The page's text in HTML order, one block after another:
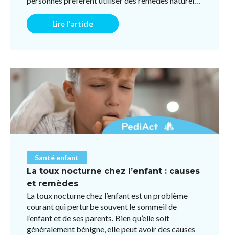
Lire l'article
Santé enfant
La toux nocturne chez l’enfant : causes
et remèdes
La toux nocturne chez l’enfant est un problème
courant qui perturbe souvent le sommeil de
l’enfant et de ses parents. Bien qu’elle soit
généralement bénigne, elle peut avoir des causes